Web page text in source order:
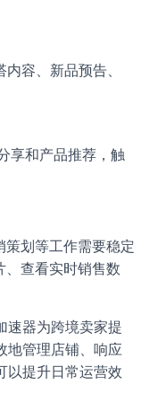
容、新品预告、
享和产品推荐，触
划等工作需要稳定
、查看实时销售数
速器为跨境卖家提
地管理店铺、响应
以提升日常运营效